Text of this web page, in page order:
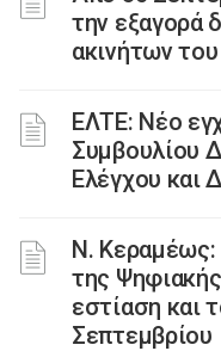
την εξαγορά
ακινήτων
ΕΛΤΕ: Νέο
Συμβουλίου
Ελέγχου και
Ν. Κεραμέως:
της
εστίαση και
Σεπτεμβρίου